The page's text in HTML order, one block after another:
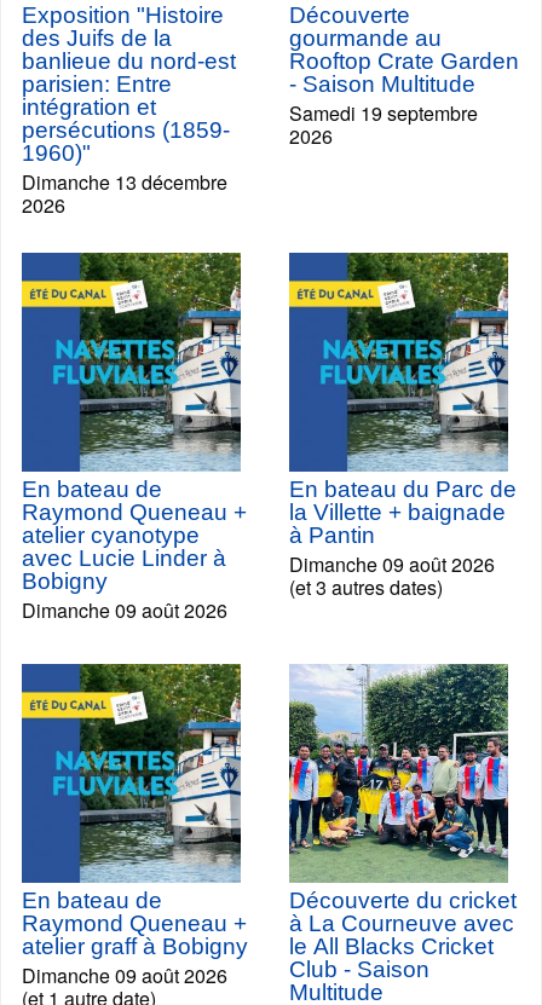
Exposition "Histoire
des Juifs de la
banlieue du nord-est
parisien: Entre
intégration et
persécutions (1859-
1960)"
Dimanche 13 décembre
2026
Découverte
gourmande au
Rooftop Crate Garden
- Saison Multitude
Samedi 19 septembre
2026
En bateau de
Raymond Queneau +
atelier cyanotype
avec Lucie Linder à
Bobigny
Dimanche 09 août 2026
En bateau du Parc de
la Villette + baignade
à Pantin
Dimanche 09 août 2026
(et 3 autres dates)
En bateau de
Raymond Queneau +
atelier graff à Bobigny
Dimanche 09 août 2026
(et 1 autre date)
Découverte du cricket
à La Courneuve avec
le All Blacks Cricket
Club - Saison
Multitude